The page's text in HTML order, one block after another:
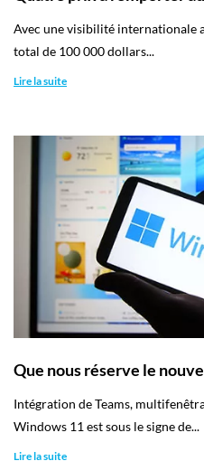
Avec une visibilité internationale
total de 100 000 dollars...
Lire la suite
Que nous réserve le
Intégration de Teams,
Windows 11 est sous le signe de...
Lire la suite